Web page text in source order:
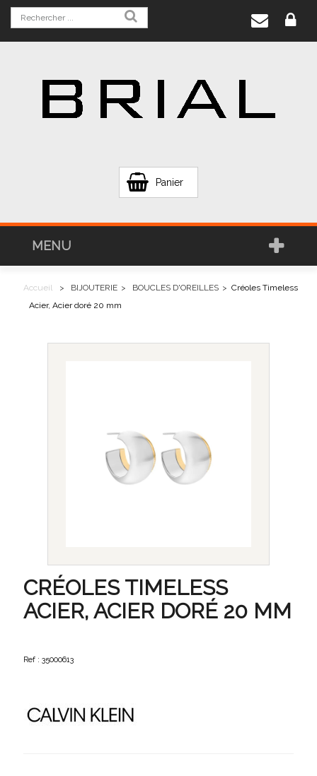
Panier
MENU
Accueil > BIJOUTERIE > BOUCLES D'OREILLES > Créoles Timeless
Acier, Acier doré 20 mm
CRÉOLES TIMELESS
ACIER, ACIER DORÉ 20 MM
Ref : 35000613